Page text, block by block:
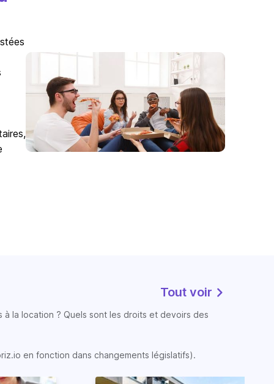
Tout voir
la location ? Quels sont les droits et devoirs des
en fonction dans changements législatifs).